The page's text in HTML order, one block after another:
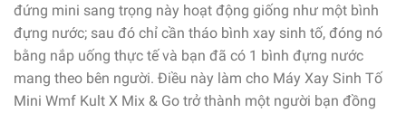
đứng mini sang trọng này hoạt động giống như một bình
đựng nước; sau đó chỉ cần tháo bình xay sinh tố, đóng nó
bằng nắp uống thực tế và bạn đã có 1 bình đựng nước
mang theo bên người. Điều này làm cho Máy Xay Sinh Tố
Mini Wmf Kult X Mix & Go trở thành một người bạn đồng